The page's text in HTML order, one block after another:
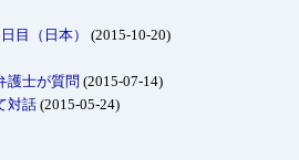
目（日本）
(2015-10-20)
護士が質問 (2015-07-14)
対話 (2015-05-24)